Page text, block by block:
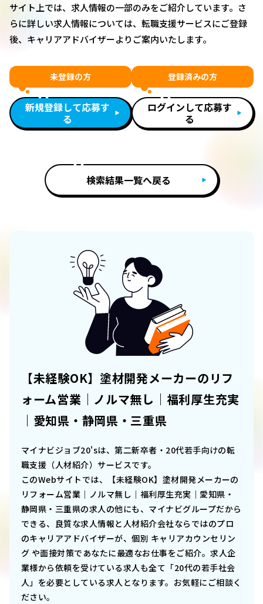
サイト上では、求人情報の一部のみをご紹介しています。さ
らに詳しい求人情報については、転職支援サービスにご登録
後、キャリアアドバイザーよりご案内いたします。
未登録の方
新規登録して応募す
る
登録済みの方
ログインして応募す
る
検索結果一覧へ戻る
【未経験OK】塗材開発メーカーのリフ
ォーム営業｜ノルマ無し｜福利厚生充実
｜愛知県・静岡県・三重県
マイナビジョブ20'sは、第二新卒者・20代若手向けの転
職支援（人材紹介）サービスです。
このWebサイトでは、
【未経験OK】塗材開発メーカーの
リフォーム営業｜ノルマ無し｜福利厚生充実｜愛知県・
静岡県・三重県の求人の他にも、マイナビグループだから
できる、良質な求人情報と人材紹介会社ならではのプロ
のキャリアアドバイザーが、個別 キャリアカウンセリン
グ や面接対策であなたに最適なお仕事をご紹介。求人企
業様から依頼を受けている求人も全て「20代の若手社会
人」を必要としている求人となります。お気軽にご相談く
ださい。